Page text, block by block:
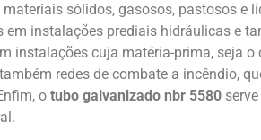
sólidos, gasosos, pastosos e
em instalações prediais hidráulicas e
instalações cuja matéria-prima, seja o
redes de combate a incêndio,
o tubo galvanizado nbr 5580